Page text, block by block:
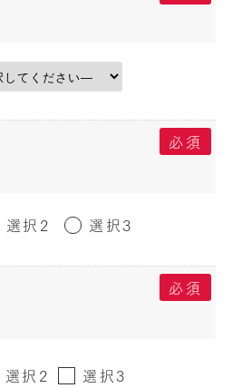
必須
選択2 選択3
必須
選択2 選択3